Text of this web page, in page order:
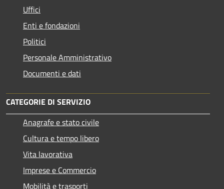
Uffici
Enti e fondazioni
Politici
Personale Amministrativo
Documenti e dati
CATEGORIE DI SERVIZIO
Anagrafe e stato civile
Cultura e tempo libero
Vita lavorativa
Imprese e Commercio
Mobilità e trasporti